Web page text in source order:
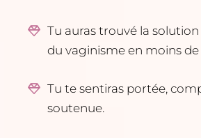
Tu auras trouvé la
du vaginisme en moins de
Tu te sentiras portée,
soutenue.